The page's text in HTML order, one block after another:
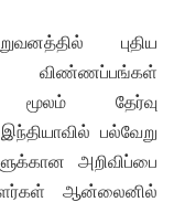
புதிய
விண்ணப்பங்கள்
மூலம் தேர்வு
பல்வேறு
அறிவிப்பை
ஆன்லைனில்